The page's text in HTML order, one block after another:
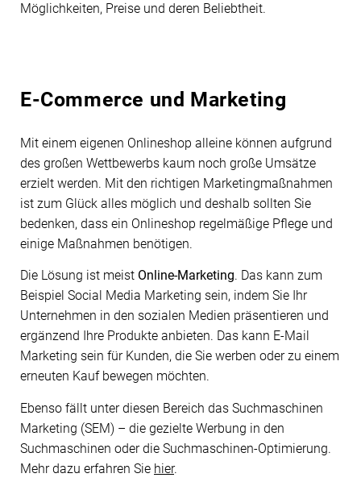
Möglichkeiten, Preise und deren Beliebtheit.
E-Commerce und Marketing
Mit einem eigenen Onlineshop alleine können aufgrund
des großen Wettbewerbs kaum noch große Umsätze
erzielt werden. Mit den richtigen Marketingmaßnahmen
ist zum Glück alles möglich und deshalb sollten Sie
bedenken, dass ein Onlineshop regelmäßige Pflege und
einige Maßnahmen benötigen.
Die Lösung ist meist Online-Marketing. Das kann zum
Beispiel Social Media Marketing sein, indem Sie Ihr
Unternehmen in den sozialen Medien präsentieren und
ergänzend Ihre Produkte anbieten. Das kann E-Mail
Marketing sein für Kunden, die Sie werben oder zu einem
erneuten Kauf bewegen möchten.
Ebenso fällt unter diesen Bereich das Suchmaschinen
Marketing (SEM) – die gezielte Werbung in den
Suchmaschinen oder die Suchmaschinen-Optimierung.
Mehr dazu erfahren Sie hier.